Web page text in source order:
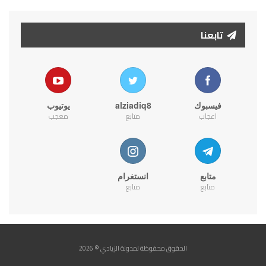
تابعنا
فيسبوك
اعجاب
alziadiq8
متابع
يوتيوب
معجب
متابع
متابع
انستغرام
متابع
الحقوق محفوظة لمدونة الزيادي © 2026